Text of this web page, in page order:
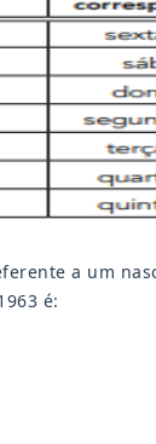
a um
é: